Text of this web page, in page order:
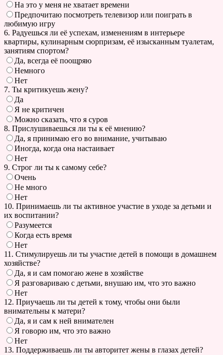
На это у меня не хватает времени
Предпочитаю посмотреть телевизор или поиграть в
любимую игру
6. Радуешься ли её успехам, изменениям в интерьере
квартиры, кулинарным сюрпризам, её изысканным туалетам,
занятиям спортом?
Да, всегда её поощряю
Немного
Нет
7. Ты критикуешь жену?
Да
Я не критичен
Можно сказать, что я суров
8. Прислушиваешься ли ты к её мнению?
Да, я принимаю его во внимание, учитываю
Иногда, когда она настаивает
Нет
9. Строг ли ты к самому себе?
Очень
Не много
Нет
10. Принимаешь ли ты активное участие в уходе за детьми и
их воспитании?
Разумеется
Когда есть время
Нет
11. Стимулируешь ли ты участие детей в помощи в домашнем
хозяйстве?
Да, я и сам помогаю жене в хозяйстве
Я разговариваю с детьми, внушаю им, что это важно
Нет
12. Приучаешь ли ты детей к тому, чтобы они были
внимательны к матери?
Да, я и сам к ней внимателен
Я говорю им, что это важно
Нет
13. Поддерживаешь ли ты авторитет жены в глазах детей?